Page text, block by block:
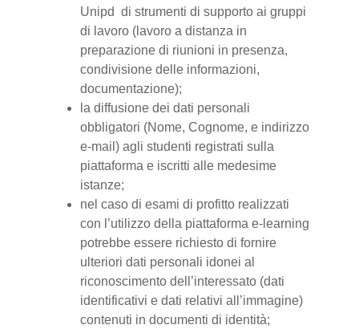
Unipd di strumenti di supporto ai gruppi
di lavoro (lavoro a distanza in
preparazione di riunioni in presenza,
condivisione delle informazioni,
documentazione);
la diffusione dei dati personali
obbligatori (Nome, Cognome, e indirizzo
e-mail) agli studenti registrati sulla
piattaforma e iscritti alle medesime
istanze;
nel caso di esami di profitto realizzati
con l’utilizzo della piattaforma e-learning
potrebbe essere richiesto di fornire
ulteriori dati personali idonei al
riconoscimento dell’interessato (dati
identificativi e dati relativi all’immagine)
contenuti in documenti di identità;